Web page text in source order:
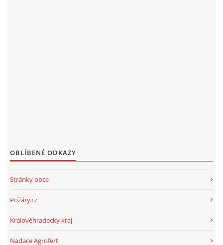
OBLÍBENÉ ODKAZY
Stránky obce
Požáry.cz
Královéhradecký kraj
Nadace Agrofert